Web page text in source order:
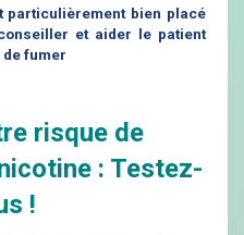
bien placé
et aider le patient
de fumer
risque de
: Testez-
!